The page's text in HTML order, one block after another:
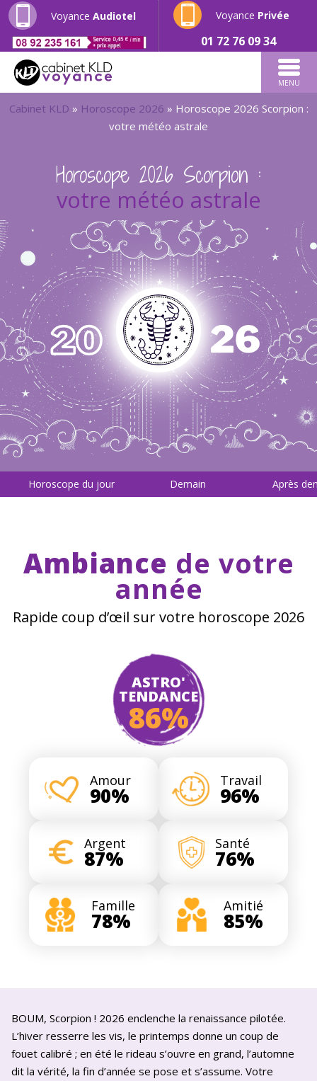
Voyance Audiotel Voyance Privée
01 72 76 09 34
MENU
Cabinet KLD » Horoscope 2026 » Horoscope 2026 Scorpion :
votre météo astrale
Horoscope 2026 Scorpion :
votre météo astrale
Horoscope du jour Demain Après
Ambiance de votre
année
Rapide coup d’œil sur votre horoscope 2026
ASTRO'
TENDANCE
86%
Amour
90%
Travail
96%
Argent
87%
Santé
76%
Famille
78%
Amitié
85%
BOUM, Scorpion ! 2026 enclenche la renaissance pilotée.
L’hiver resserre les vis, le printemps donne un coup de
fouet calibré ; en été le rideau s’ouvre en grand, l’automne
dit la vérité, la fin d’année se pose et s’assume. Votre